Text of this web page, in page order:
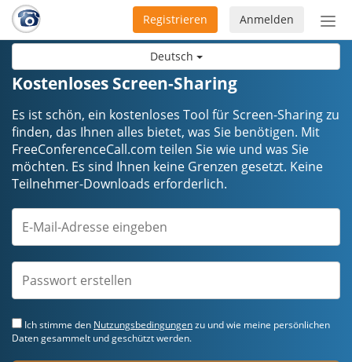
Deutsch
Anmelden
Registrieren
Kostenloses Screen-Sharing
Es ist schön, ein kostenloses Tool für Screen-Sharing zu
finden, das Ihnen alles bietet, was Sie benötigen. Mit
FreeConferenceCall.com teilen Sie wie und was Sie
möchten. Es sind Ihnen keine Grenzen gesetzt. Keine
Teilnehmer-Downloads erforderlich.
Ich stimme den Nutzungsbedingungenzu und wie meine persönlichen
Daten gesammelt und geschützt werden.